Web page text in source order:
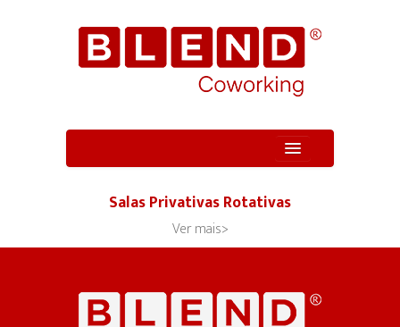
Unidade
Serviços
Salas Privativas Rotativas
Ver mais>